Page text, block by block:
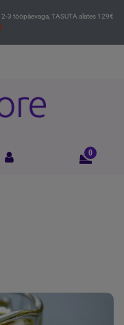
3 tööpäevaga, TASUTA alates 129€
0